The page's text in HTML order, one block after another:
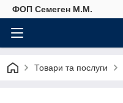
ФОП Семеген М.М.
Товари та послуги